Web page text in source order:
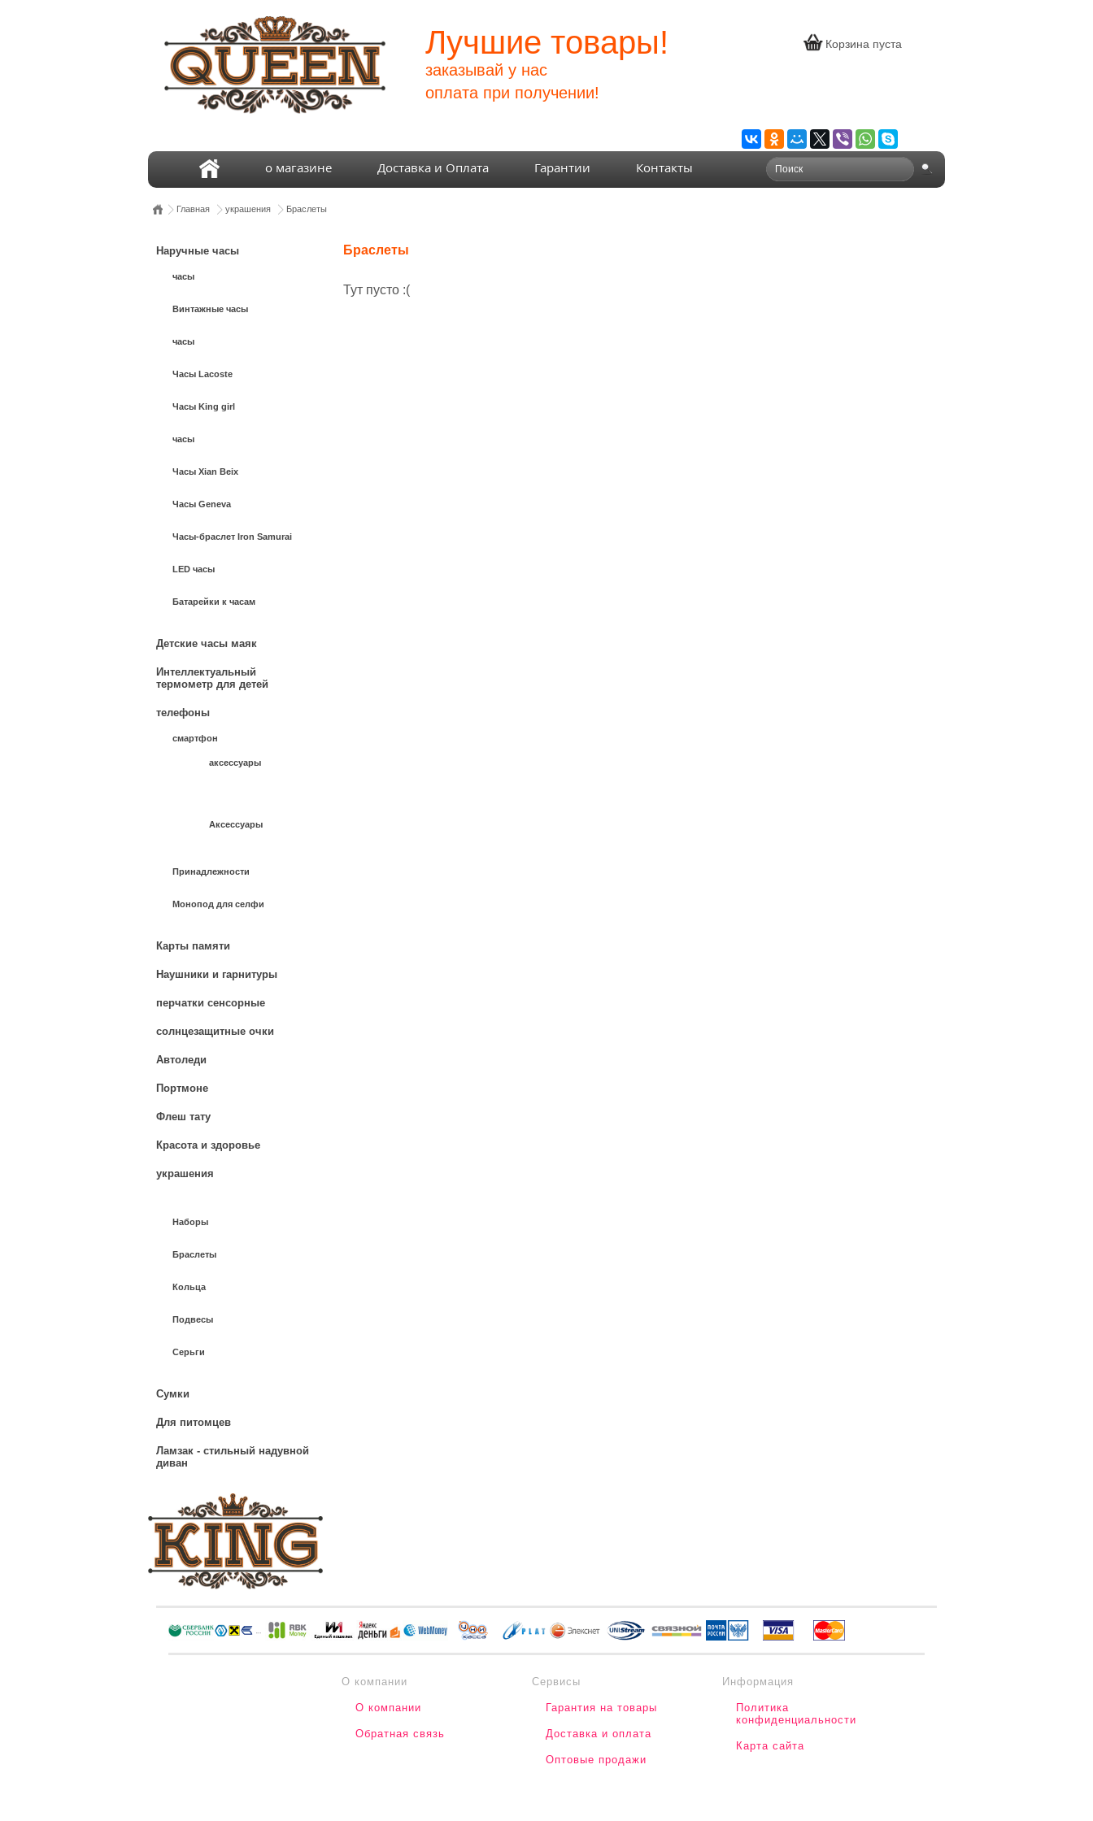
Лучшие товары!
заказывай у нас
оплата при получении!
Корзина пуста
о магазине Доставка и Оплата Гарантии Контакты
Главная украшения Браслеты
Наручные часы
часы
Винтажные часы
часы
Часы Lacoste
Часы King girl
часы
Часы Xian Beix
Часы Geneva
Часы-браслет Iron Samurai
LED часы
Батарейки к часам
Детские часы маяк
Интеллектуальный
термометр для детей
телефоны
смартфон
аксессуары
Аксессуары
Принадлежности
Монопод для селфи
Карты памяти
Наушники и гарнитуры
перчатки сенсорные
солнцезащитные очки
Автоледи
Портмоне
Флеш тату
Красота и здоровье
украшения
Наборы
Браслеты
Кольца
Подвесы
Серьги
Сумки
Для питомцев
Ламзак - стильный надувной
диван
Браслеты
Тут пусто :(
О компании
О компании
Обратная связь
Сервисы
Гарантия на товары
Доставка и оплата
Оптовые продажи
Информация
Политика
конфиденциальности
Карта сайта